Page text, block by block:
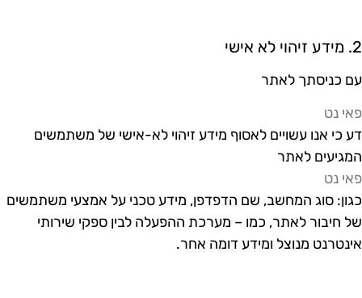
אישי
כניסתך לאתר
נט
כי אנו עשויים לאסוף מידע זיהוי לא-אישי של משתמשים
לאתר
נט
סוג המחשב, שם הדפדפן, מידע טכני על אמצעי משתמשים
חיבור לאתר, כמו – מערכת ההפעלה לבין ספקי שירותי
מנוצל ומידע דומה אחר.